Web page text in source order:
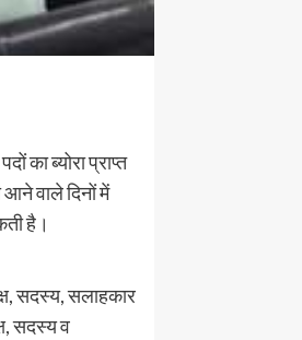
का ब्योरा प्राप्त
वाले दिनों में
है।
सदस्य, सलाहकार
सदस्य व